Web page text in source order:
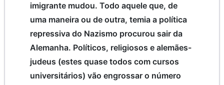
imigrante mudou. Todo aquele que, de
uma maneira ou de outra, temia a política
repressiva do Nazismo procurou sair da
Alemanha. Políticos, religiosos e alemães-
judeus (estes quase todos com cursos
universitários) vão engrossar o número